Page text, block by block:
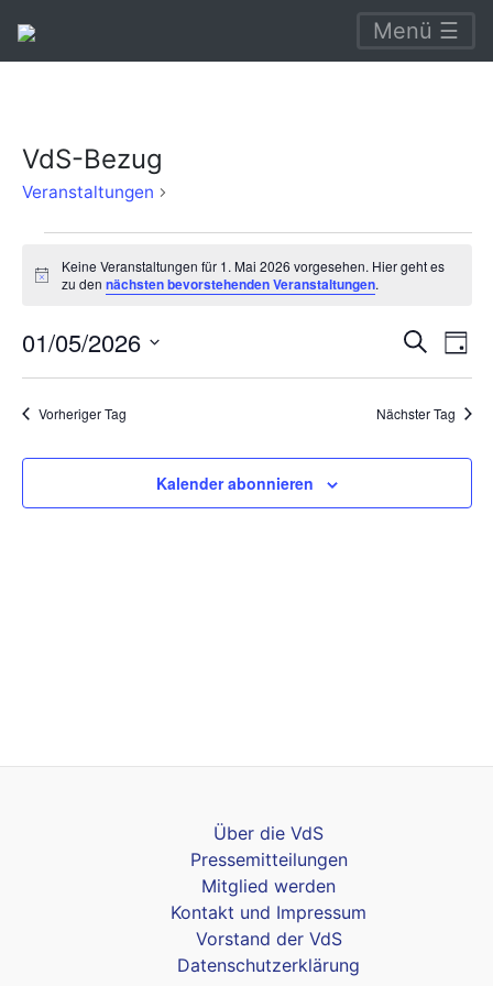
Menü ☰
VdS-Bezug
Veranstaltungen
für
Mai
Hinweis
Keine Veranstaltungen für 1. Mai 2026 vorgesehen. Hier geht es
zu den nächsten bevorstehenden Veranstaltungen.
Suche
und
SucheTag
01/05/2026
Datum
Vorheriger Tag Nächster Tag
Kalender abonnieren
Über die VdS
Pressemitteilungen
Mitglied werden
Kontakt und Impressum
Vorstand der VdS
Datenschutzerklärung